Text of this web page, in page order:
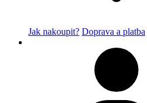
Jak nakoupit? Doprava a platba